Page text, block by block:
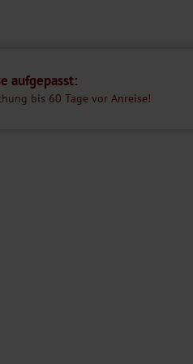
aufgepasst:
bis 60 Tage vor Anreise!